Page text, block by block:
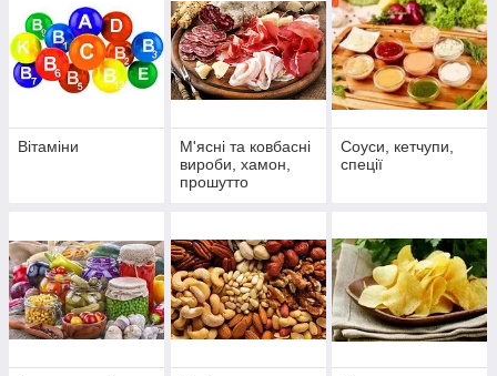
Вітаміни
М'ясні та ковбасні
вироби, хамон,
прошутто
Соуси, кетчупи,
спеції